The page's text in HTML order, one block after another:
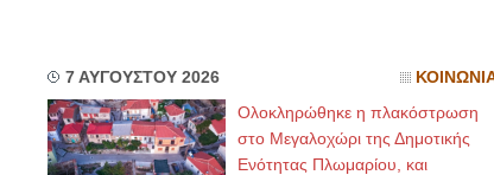
7 ΑΥΓΟΥΣΤΟΥ 2026
Ολοκληρώθηκε η πλακόστρωση
στο Μεγαλοχώρι της Δημοτικής
Ενότητας Πλωμαρίου, και